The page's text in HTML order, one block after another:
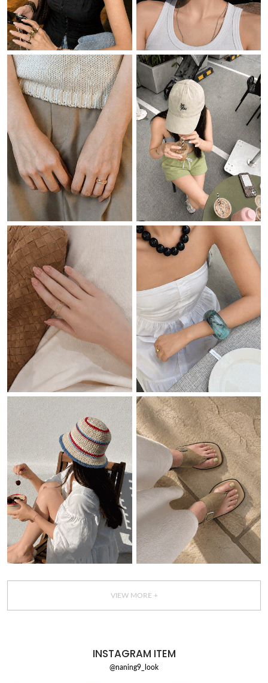
VIEW MORE +
INSTAGRAM ITEM
@naning9_look